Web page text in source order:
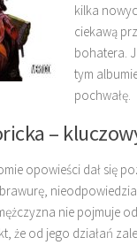
kilka
ciekawą
bohatera.
tym
pochwałę.
–
opowieści dał się
nie pojmuje
że od jego działań